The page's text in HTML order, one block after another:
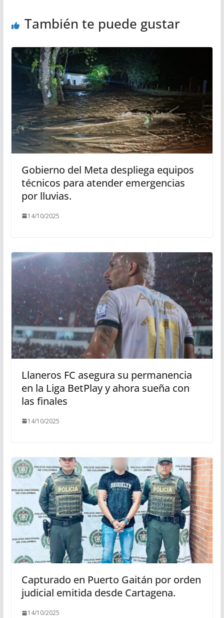
También te puede gustar
Gobierno del Meta despliega equipos
técnicos para atender emergencias
por lluvias.
14/10/2025
Llaneros FC asegura su permanencia
en la Liga BetPlay y ahora sueña con
las finales
14/10/2025
Capturado en Puerto Gaitán por orden
judicial emitida desde Cartagena.
14/10/2025